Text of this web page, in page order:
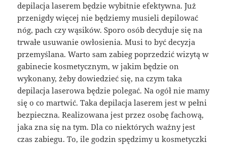
depilacja laserem będzie wybitnie efektywna. Już
przenigdy więcej nie będziemy musieli depilować
nóg, pach czy wąsików. Sporo osób decyduje się na
trwałe usuwanie owłosienia. Musi to być decyzja
przemyślana. Warto sam zabieg poprzedzić wizytą w
gabinecie kosmetycznym, w jakim będzie on
wykonany, żeby dowiedzieć się, na czym taka
depilacja laserowa będzie polegać. Na ogół nie mamy
się o co martwić. Taka depilacja laserem jest w pełni
bezpieczna. Realizowana jest przez osobę fachową,
jaka zna się na tym. Dla co niektórych ważny jest
czas zabiegu. To, ile godzin spędzimy u kosmetyczki